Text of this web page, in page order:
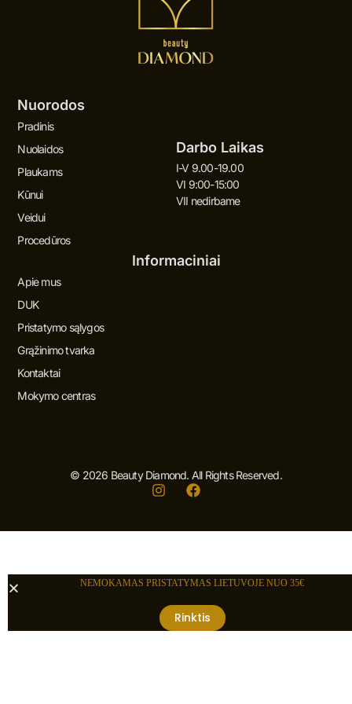
Nuorodos
Pradinis
Nuolaidos
Plaukams
Kūnui
Veidui
Procedūros
Darbo Laikas
I-V 9.00-19.00
VI 9:00-15:00
VII nedirbame
Informaciniai
Apie mus
DUK
Pristatymo sąlygos
Grąžinimo tvarka
Kontaktai
Mokymo centras
© 2026 Beauty Diamond. All Rights Reserved.
I
t
r
a
m
F
e
o
k
NEMOKAMAS PRISTATYMAS LIETUVOJE NUO 35€
Rinktis